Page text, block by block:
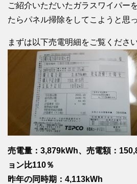
ご紹介いただいたガラスワイパー
たらパネル掃除をしてこようと思
まずは以下売電明細をご覧ください
売電量：3,879kWh、売電額：
ョン比110％
昨年の同時期：4,113kWh